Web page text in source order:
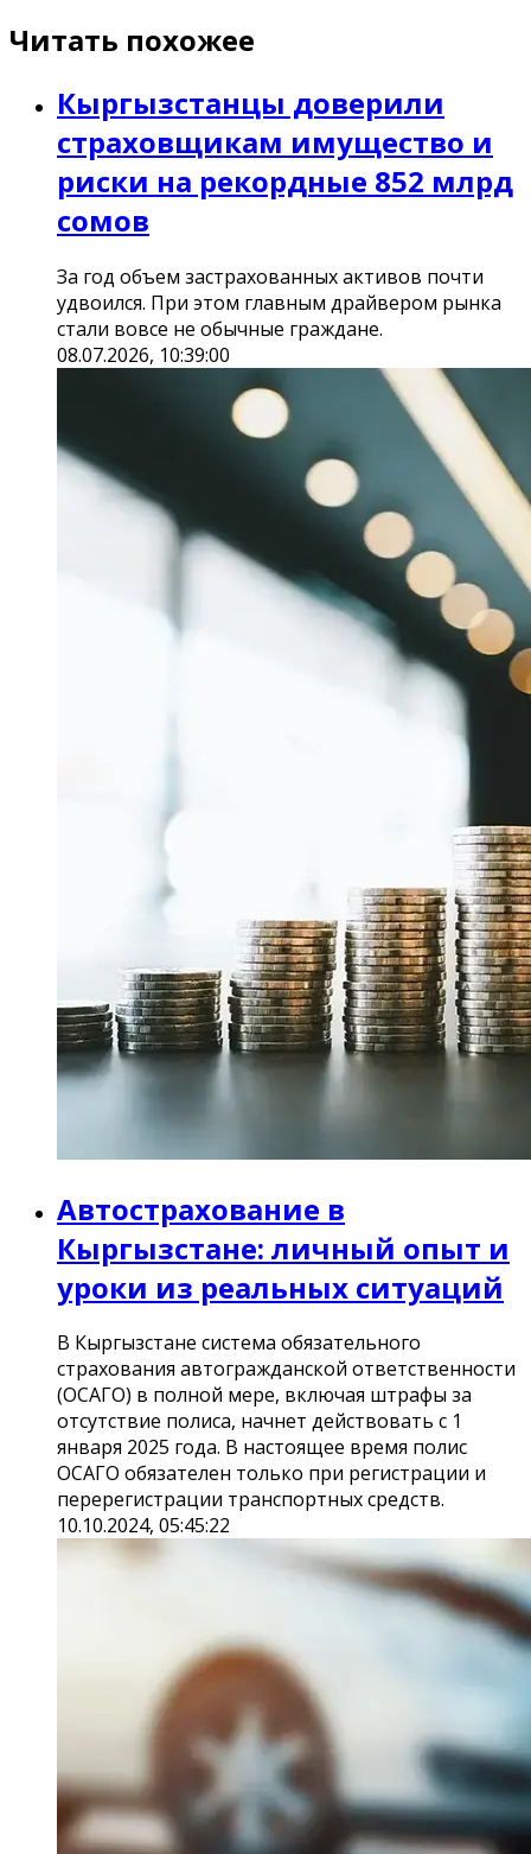
Читать похожее
Кыргызстанцы доверили
страховщикам имущество и
риски на рекордные 852 млрд
сомов
За год объем застрахованных активов почти
удвоился. При этом главным драйвером рынка
стали вовсе не обычные граждане.
08.07.2026, 10:39:00
Автострахование в
Кыргызстане: личный опыт и
уроки из реальных ситуаций
В Кыргызстане система обязательного
страхования автогражданской ответственности
(ОСАГО) в полной мере, включая штрафы за
отсутствие полиса, начнет действовать с 1
января 2025 года. В настоящее время полис
ОСАГО обязателен только при регистрации и
перерегистрации транспортных средств.
10.10.2024, 05:45:22